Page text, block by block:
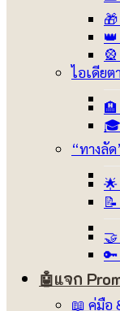
ไอเดียต
“ทางลั
🤖แจก
📖 คู่มือ